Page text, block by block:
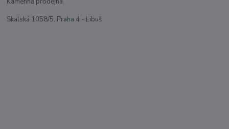
Skalská 1058/5, Praha 4 - Libuš